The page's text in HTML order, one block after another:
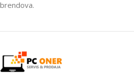
brendova.